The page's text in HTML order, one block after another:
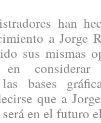
han
a Jorge
sus mismas
en
bases
que a
en el futuro